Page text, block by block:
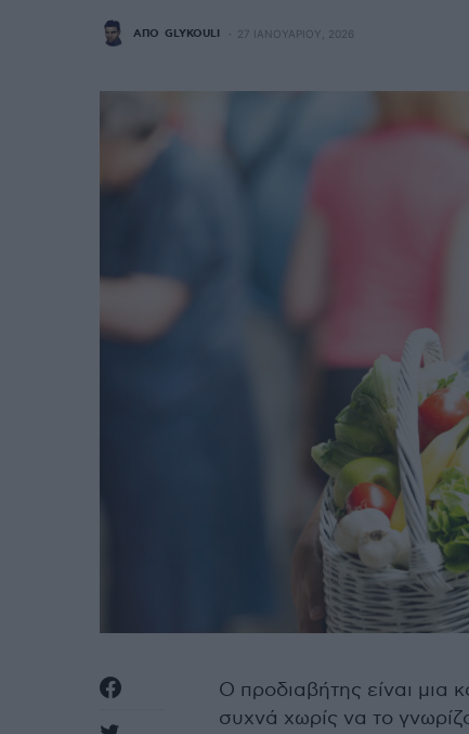
ΑΠΌ GLYKOULI 27 ΙΑΝΟΥΑΡΊΟΥ, 2026
Ο προδιαβήτης είναι μια
συχνά χωρίς να το